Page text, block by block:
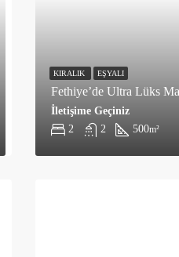
Fethiye’de Ultra Lüks
2 2 500m²
İletişime Geçiniz
KIRALIK EŞYALI